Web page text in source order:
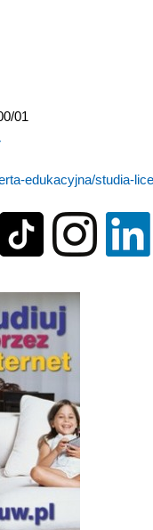
01
edukacyjna/studia-